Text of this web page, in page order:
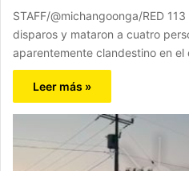
STAFF/@michangoonga/RED
disparos y mataron a cuatro
aparentemente clandestino en el
Leer más »